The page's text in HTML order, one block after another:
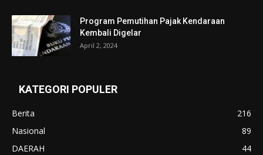
Program Pemutihan Pajak Kendaraan
Kembali Digelar
April 2, 2024
KATEGORI POPULER
Berita
216
Nasional
89
DAERAH
44